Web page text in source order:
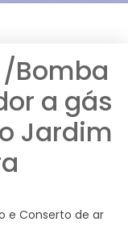
Bomba
a gás
Jardim
e Conserto de ar